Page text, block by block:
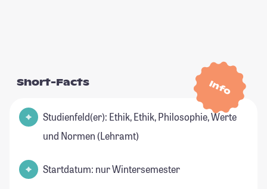
Info
Short-Facts
Studienfeld(er): Ethik, Ethik, Philosophie, Werte
und Normen (Lehramt)
Startdatum: nur Wintersemester